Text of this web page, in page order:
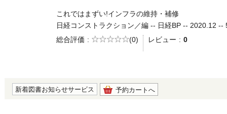
これではまずい!インフラの維持・補修
日経コンストラクション／編 -- 日経BP -- 2020.12 --
総合評価
5段階評価
(0) レビュー 0
新着図書お知らせサービス 予約カートへ